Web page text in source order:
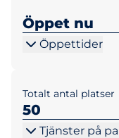
Öppet nu
Öppettider
Totalt antal platser
50
Tjänster på